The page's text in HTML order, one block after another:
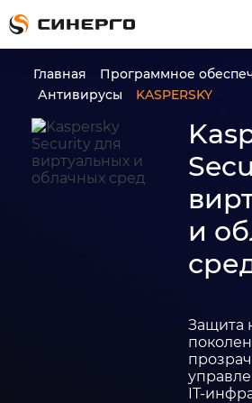
Главная
Программное
Антивирусы
KASPERSKY
и
Защита
IT-
Отлично!
Данные
успешно
отправлены.
посмотрите
Отлично!
Бриф
отправлен.